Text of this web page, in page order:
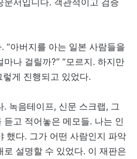
“아버지를 아는 일본 사람들을
나 걸릴까?” “모르지. 하지만
게 진행되고 있었다.
녹음테이프, 신문 스크랩, 그
고 적어놓은 메모들. 나는 인
했다. 그가 어떤 사람인지 파악
설명할 수 있었다. 이 재판은